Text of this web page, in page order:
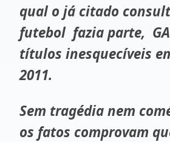
qual o já citado
futebol fazia parte,
títulos inesquecíveis
2011.
Sem tragédia nem
os fatos comprovam